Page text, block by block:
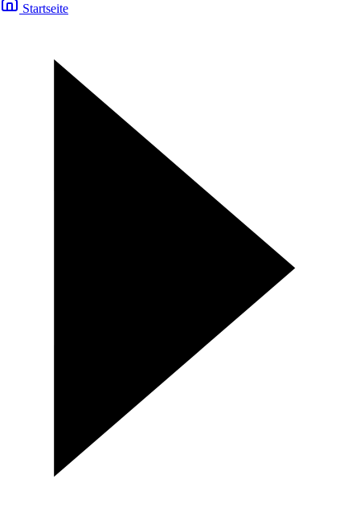
Startseite